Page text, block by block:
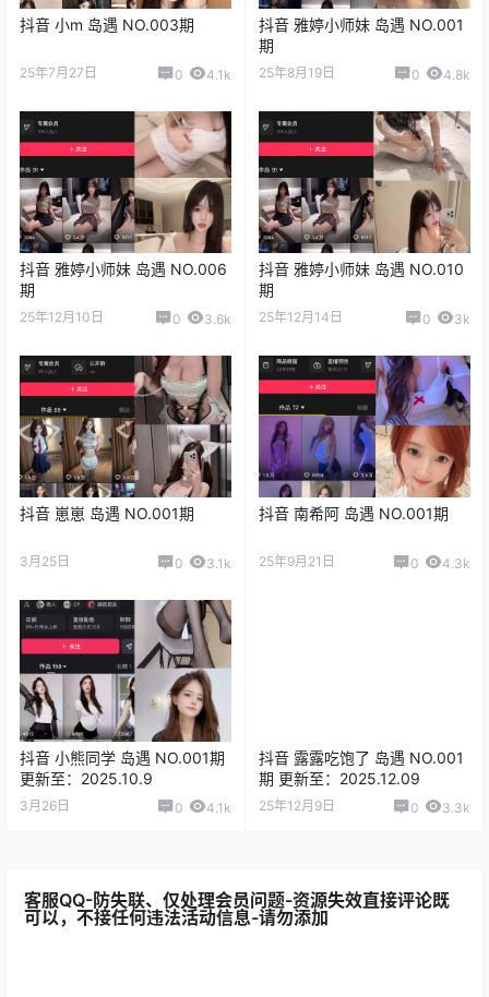
抖音 小m 岛遇 NO.003期
25年7月27日 0 4.1k
抖音 雅婷小师妹 岛遇 NO.001
期
25年8月19日 0 4.8k
抖音 雅婷小师妹 岛遇 NO.006
期
25年12月10日 0 3.6k
抖音 雅婷小师妹 岛遇 NO.010
期
25年12月14日 0 3k
抖音 崽崽 岛遇 NO.001期
3月25日 0 3.1k
抖音 南希阿 岛遇 NO.001期
25年9月21日 0 4.3k
抖音 小熊同学 岛遇 NO.001期
更新至：2025.10.9
3月26日 0 4.1k
抖音 露露吃饱了 岛遇 NO.001
期 更新至：2025.12.09
25年12月9日 0 3.3k
客服QQ-防失联、仅处理会员问题-资源失效直接评论既
可以，不接任何违法活动信息-请勿添加